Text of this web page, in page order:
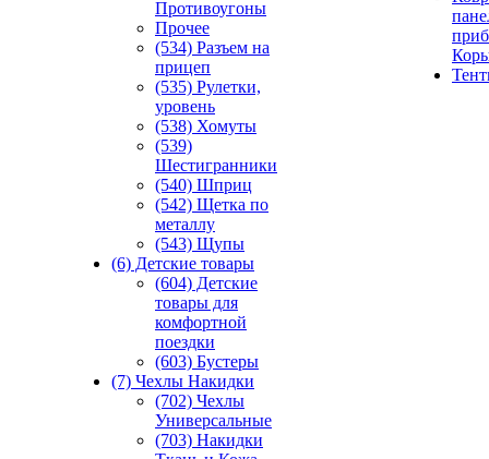
Противоугоны
Прочее
(534) Разъем на
прицеп
(535) Рулетки,
уровень
(538) Хомуты
(539)
Шестигранники
(540) Шприц
(542) Щетка по
металлу
(543) Щупы
(6) Детские товары
(604) Детские
товары для
комфортной
поездки
(603) Бустеры
(7) Чехлы Накидки
(702) Чехлы
Универсальные
(703) Накидки